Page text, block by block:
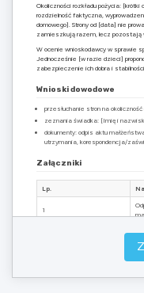
Okoliczności rozkładu pożycia: [krótki
rozdzielność faktyczna,
domowego]. Strony od [data] nie
zamieszkują razem, lecz
W ocenie wnioskodawcy w sprawie
Jednocześnie [w razie dzieci]
zabezpieczenie ich dobra i stabilności.
Wnioski dowodowe
przesłuchanie stron na
zeznania świadka: [Imię i
dokumenty: odpis aktu
utrzymania, korespondencja/
Załączniki
Lp.
1